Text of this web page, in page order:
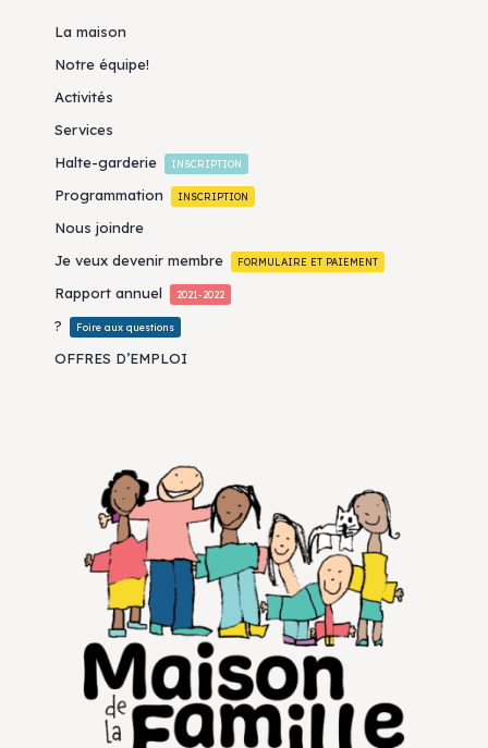
La maison
Notre équipe!
Activités
Services
Halte-garderie
INSCRIPTION
Programmation INSCRIPTION
Nous joindre
Je veux devenir membre
FORMULAIRE ET PAIEMENT
Rapport annuel 2021-2022
? Foire aux questions
OFFRES D’EMPLOI